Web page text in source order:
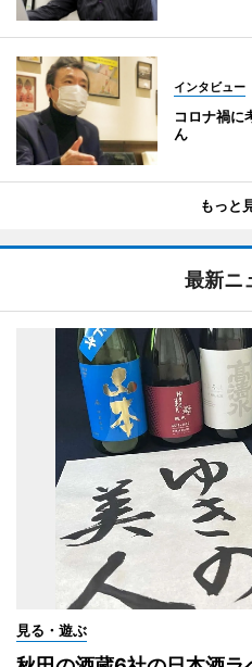
インタビュー
コロナ禍に
ん
もっと
最新ニ
見る・遊ぶ